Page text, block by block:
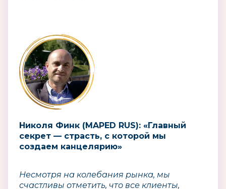
Николя Финк (MAPED RUS): «Главный
секрет — страсть, с которой мы
создаем канцелярию»
Несмотря на колебания рынка, мы
счастливы отметить, что все клиенты,